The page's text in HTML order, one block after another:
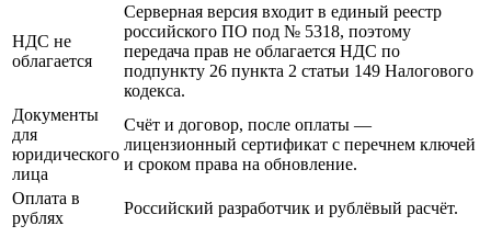
НДС не
облагается
Серверная версия входит в единый реестр
российского ПО под № 5318, поэтому
передача прав не облагается НДС по
подпункту 26 пункта 2 статьи 149 Налогового
кодекса.
Документы
для
юридического
лица
Счёт и договор, после оплаты —
лицензионный сертификат с перечнем ключей
и сроком права на обновление.
Оплата в
рублях
Российский разработчик и рублёвый расчёт.